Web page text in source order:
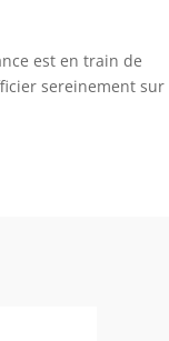
est en train de
sereinement sur